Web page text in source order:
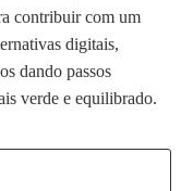
contribuir com um
digitais,
dando passos
verde e equilibrado.